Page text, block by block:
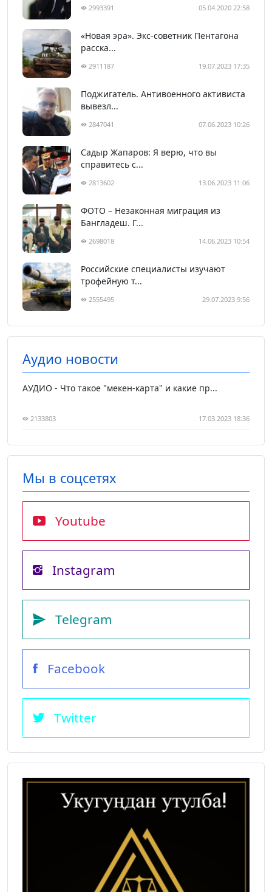
2993391 05.04.2020 22:58
«Новая эра». Экс-советник Пентагона
расска...
2911187 19.07.2023 17:35
Поджигатель. Антивоенного активиста
вывезл...
2847041 07.06.2023 10:26
Садыр Жапаров: Я верю, что вы
справитесь с...
2813602 13.06.2023 11:06
ФОТО – Незаконная миграция из
Бангладеш. Г...
2698018 14.06.2023 10:54
Российские специалисты изучают
трофейную т...
2555495 29.07.2023 9:56
Аудио новости
АУДИО - Что такое "мекен-карта" и какие пр...
2133803 17.03.2023 18:36
Мы в соцсетях
Youtube
Instagram
Telegram
Facebook
Twitter